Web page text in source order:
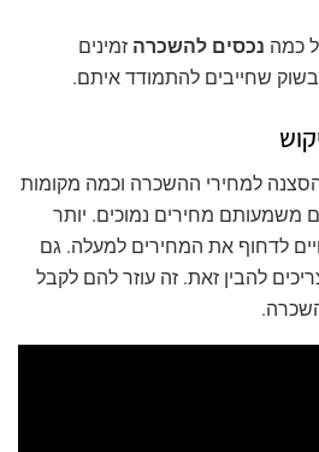
כמה נכסים להשכרה זמינים
בשוק שחייבים להתמודד איתם.
למחירי ההשכרה וכמה מקומות
משמעותם מחירים נמוכים. יותר
לדחוף את המחירים למעלה. גם
להבין זאת. זה עוזר להם לקבל